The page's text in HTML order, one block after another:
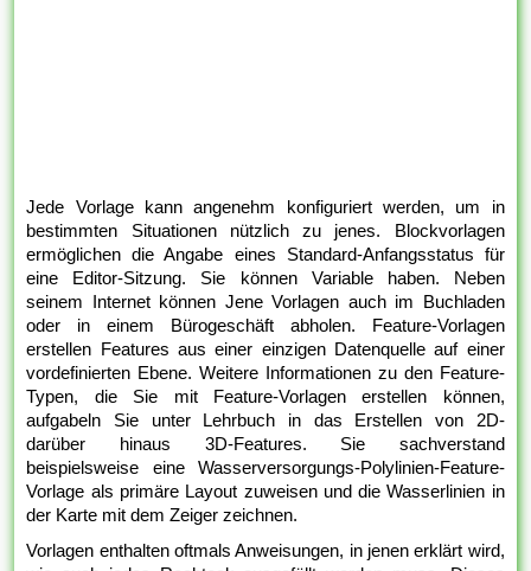
Jede Vorlage kann angenehm konfiguriert werden, um in
bestimmten Situationen nützlich zu jenes. Blockvorlagen
ermöglichen die Angabe eines Standard-Anfangsstatus für
eine Editor-Sitzung. Sie können Variable haben. Neben
seinem Internet können Jene Vorlagen auch im Buchladen
oder in einem Bürogeschäft abholen. Feature-Vorlagen
erstellen Features aus einer einzigen Datenquelle auf einer
vordefinierten Ebene. Weitere Informationen zu den Feature-
Typen, die Sie mit Feature-Vorlagen erstellen können,
aufgabeln Sie unter Lehrbuch in das Erstellen von 2D-
darüber hinaus 3D-Features. Sie sachverstand
beispielsweise eine Wasserversorgungs-Polylinien-Feature-
Vorlage als primäre Layout zuweisen und die Wasserlinien in
der Karte mit dem Zeiger zeichnen.
Vorlagen enthalten oftmals Anweisungen, in jenen erklärt wird,